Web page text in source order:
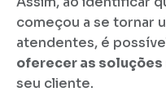
começou a se tornar
atendentes, é
oferecer as
seu cliente.